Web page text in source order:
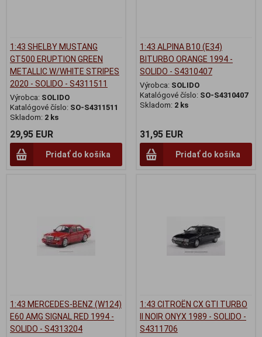
1:43 SHELBY MUSTANG
GT500 ERUPTION GREEN
METALLIC W/WHITE STRIPES
2020 - SOLIDO - S4311511
Výrobca: SOLIDO
Katalógové číslo: SO-S4311511
Skladom: 2 ks
29,95 EUR
Pridať do košíka
1:43 ALPINA B10 (E34)
BITURBO ORANGE 1994 -
SOLIDO - S4310407
Výrobca: SOLIDO
Katalógové číslo: SO-S4310407
Skladom: 2 ks
31,95 EUR
Pridať do košíka
1:43 MERCEDES-BENZ (W124)
E60 AMG SIGNAL RED 1994 -
SOLIDO - S4313204
1:43 CITROËN CX GTI TURBO
II NOIR ONYX 1989 - SOLIDO -
S4311706